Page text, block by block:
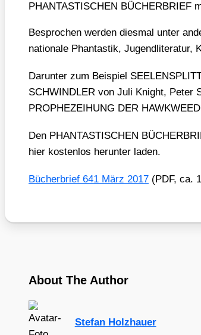
PHANTASTISCHEN BÜCHERBRIEF
Bespro­chen wer­den dies­mal unter
na­tio­na­le Phan­tas­tik, Jugend­li­te­ra­tur,
Dar­un­ter zum Bei­spiel
SCHWINDLER von Juli Knight, Peter
PROPHEZEIHUNG DER
Den PHANTASTISCHEN
hier kos­ten­los her­un­ter laden.
Bücher­brief 641 März 2017 (PDF, ca.
About The Author
Stefan Holzhauer